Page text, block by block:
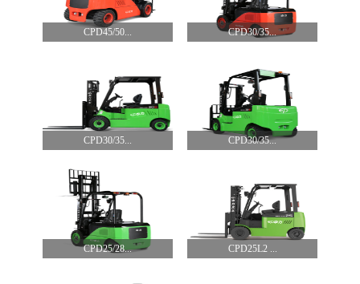
CPD45/50... CPD30/35...
CPD30/35... CPD30/35...
CPD25/28... CPD25L2 ...